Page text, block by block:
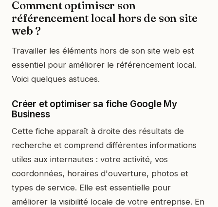
Comment optimiser son
référencement local hors de son site
web ?
Travailler les éléments hors de son site web est
essentiel pour améliorer le référencement local.
Voici quelques astuces.
Créer et optimiser sa fiche Google My
Business
Cette fiche apparaît à droite des résultats de
recherche et comprend différentes informations
utiles aux internautes : votre activité, vos
coordonnées, horaires d'ouverture, photos et
types de service. Elle est essentielle pour
améliorer la visibilité locale de votre entreprise. En